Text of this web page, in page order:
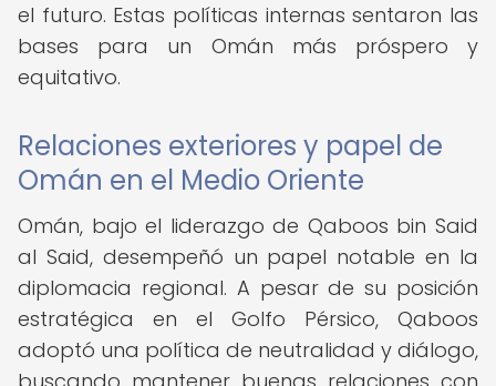
el futuro. Estas políticas internas sentaron las
bases para un Omán más próspero y
equitativo.
Relaciones exteriores y papel de
Omán en el Medio Oriente
Omán, bajo el liderazgo de Qaboos bin Said
al Said, desempeñó un papel notable en la
diplomacia regional. A pesar de su posición
estratégica en el Golfo Pérsico, Qaboos
adoptó una política de neutralidad y diálogo,